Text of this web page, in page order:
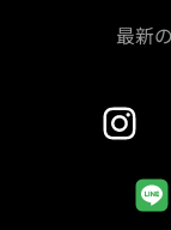
最新